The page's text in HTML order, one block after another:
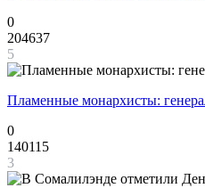
0
204637
5
Пламенные монархисты:
0
140115
3